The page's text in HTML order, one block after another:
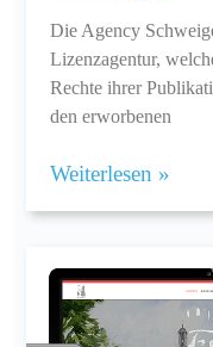
Die Agency
Lizenzagentur,
Rechte ihrer
den erworbenen
Weiterlesen »